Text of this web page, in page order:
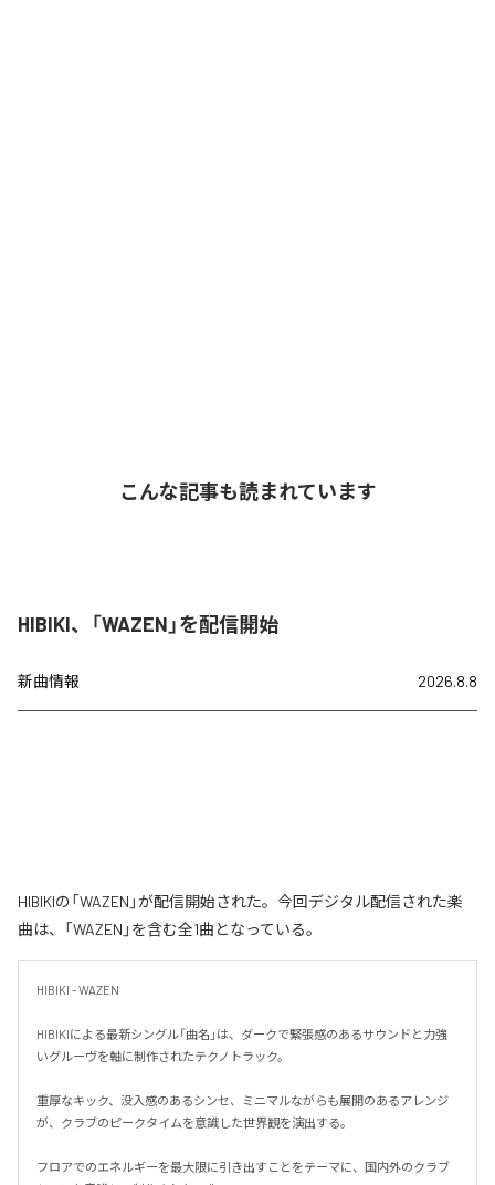
こんな記事も読まれています
HIBIKI、「WAZEN」を配信開始
新曲情報 2026.8.8
HIBIKIの「WAZEN」が配信開始された。今回デジタル配信された楽
曲は、「WAZEN」を含む全1曲となっている。
HIBIKI - WAZEN
HIBIKIによる最新シングル「曲名」は、ダークで緊張感のあるサウンドと力強
いグルーヴを軸に制作されたテクノトラック。
重厚なキック、没入感のあるシンセ、ミニマルながらも展開のあるアレンジ
が、クラブのピークタイムを意識した世界観を演出する。
フロアでのエネルギーを最大限に引き出すことをテーマに、国内外のクラブ